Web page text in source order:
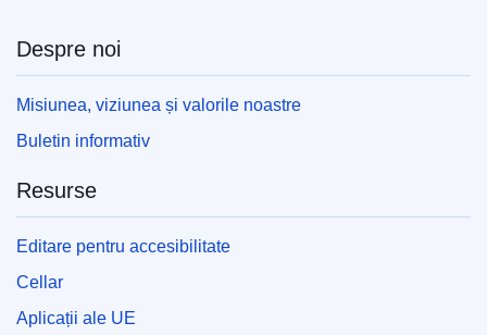
Despre noi
Misiunea, viziunea și valorile noastre
Buletin informativ
Resurse
Editare pentru accesibilitate
Cellar
Aplicații ale UE